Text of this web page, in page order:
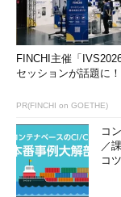
FINCHI主催「
セッションが話題に！
PR(FINCHI on GOETHE)
コ
／
コ